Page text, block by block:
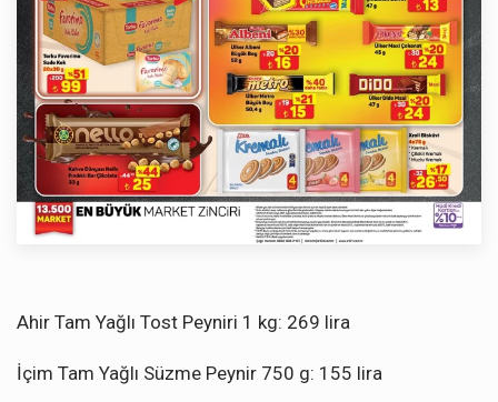
Ahir Tam Yağlı Tost Peyniri 1 kg: 269 lira
İçim Tam Yağlı Süzme Peynir 750 g: 155 lira